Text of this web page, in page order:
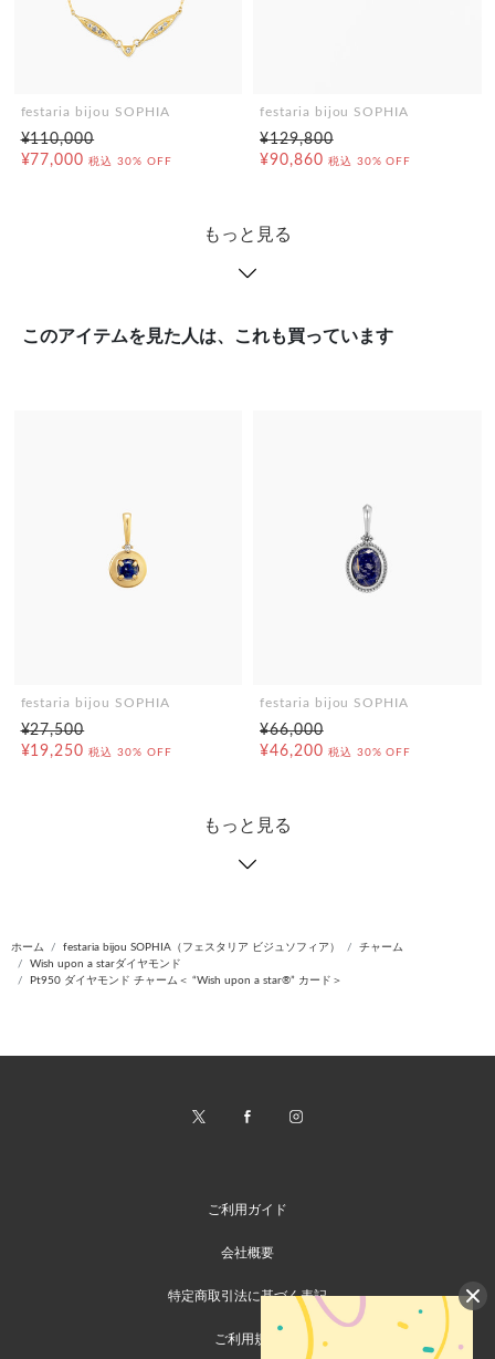
festaria bijou SOPHIA
¥110,000
¥77,000 税込 30% OFF
festaria bijou SOPHIA
¥129,800
¥90,860 税込 30% OFF
もっと見る
このアイテムを見た人は、これも買っています
festaria bijou SOPHIA
¥27,500
¥19,250 税込 30% OFF
festaria bijou SOPHIA
¥66,000
¥46,200 税込 30% OFF
もっと見る
ホーム festaria bijou SOPHIA（フェスタリア ビジュソフィア）
チャーム
Wish upon a starダイヤモンド
Pt950 ダイヤモンド チャーム＜ “Wish upon a star®” カード＞
ご利用ガイド
会社概要
特定商取引法に基づく表記
ご利用規約